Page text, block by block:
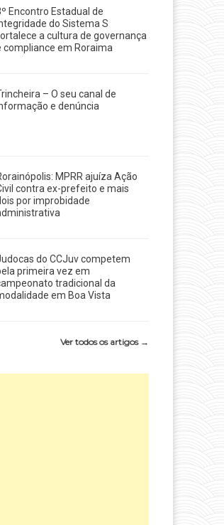
Encontro Estadual de
do Sistema S
a cultura de governança
compliance em Roraima
– O seu canal de
e denúncia
MPRR ajuíza Ação
contra ex-prefeito e mais
por improbidade
do CCJuv competem
primeira vez em
tradicional da
em Boa Vista
Ver todos os artigos →